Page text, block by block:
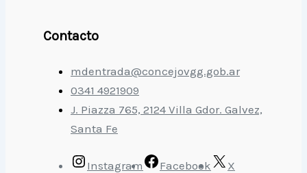
Contacto
mdentrada@concejovgg.gob.ar
0341 4921909
J. Piazza 765, 2124 Villa Gdor. Galvez,
Santa Fe
Instagram Facebook
X